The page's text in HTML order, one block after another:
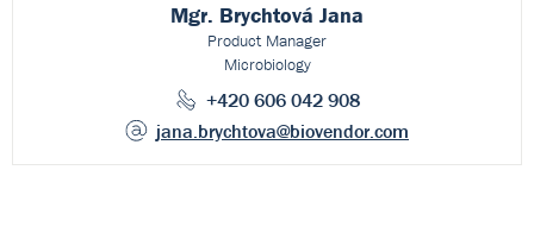
Mgr. Brychtová Jana
Product Manager
Microbiology
+420 606 042 908
jana.brychtova@biovendor.com